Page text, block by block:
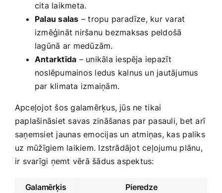
cita laikmeta.
Palau salas – tropu paradīze, kur varat
izmēģināt niršanu bezmaksas peldošā
lagūnā⁣ ar medūzām.
Antarktīda – unikāla iespēja iepazīt
noslēpumainos ledus kalnus un jautājumus
par klimata izmaiņām.
Apceļojot šos galamērķus, jūs ne ⁢tikai
paplašināsiet savas zināšanas par pasauli,‍ bet arī
saņemsiet jaunas emocijas un atmiņas, kas ⁢paliks
uz⁢ mūžīgiem laikiem. Izstrādājot ceļojumu‌ plānu,
ir svarīgi ņemt vērā šādus aspektus:
Galamērķis Pieredze